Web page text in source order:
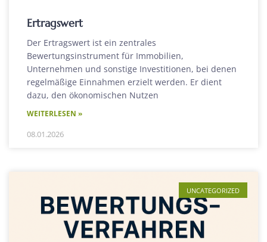
Ertragswert
Der Ertragswert ist ein zentrales
Bewertungsinstrument für Immobilien,
Unternehmen und sonstige Investitionen, bei denen
regelmäßige Einnahmen erzielt werden. Er dient
dazu, den ökonomischen Nutzen
WEITERLESEN »
08.01.2026
UNCATEGORIZED